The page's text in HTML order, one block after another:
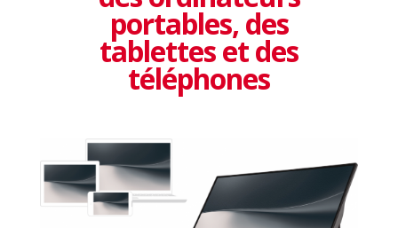
portables, des
tablettes et des
téléphones